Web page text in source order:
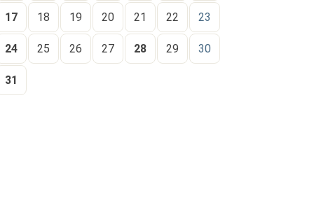
17 18 19 20 21 22 23
24 25 26 27 28 29 30
31